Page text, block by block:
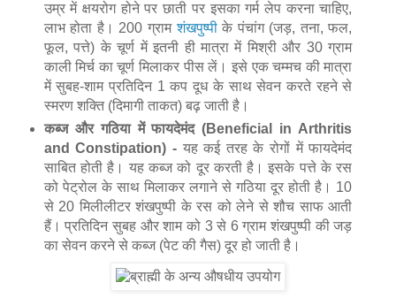
उम्र में क्षयरोग होने पर छाती पर इसका गर्म लेप करना चाहिए,
लाभ होता है। 200 ग्रामशंखपुष्पीके पंचांग (जड़, तना, फल,
फूल, पत्ते) के चूर्ण में इतनी ही मात्रा में मिश्री और 30 ग्राम
काली मिर्च का चूर्ण मिलाकर पीस लें। इसे एक चम्मच की मात्रा
में सुबह-शाम प्रतिदिन 1 कप दूध के साथ सेवन करते रहने से
स्मरण शक्ति (दिमागी ताकत) बढ़ जाती है।
कब्ज और गठिया में फायदेमंद (Beneficial in Arthritis
and Constipation) -यह कई तरह के रोगों में फायदेमंद
साबित होती है। यह कब्ज को दूर करती है। इसके पत्ते के रस
को पेट्रोल के साथ मिलाकर लगाने से गठिया दूर होती है। 10
से 20 मिलीलीटर शंखपुष्पी के रस को लेने से शौच साफ आती
हैं। प्रतिदिन सुबह और शाम को 3 से 6 ग्राम शंखपुष्पी की जड़
का सेवन करने से कब्ज (पेट की गैस) दूर हो जाती है।